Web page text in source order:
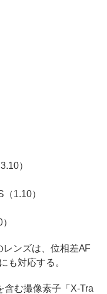
）
1.10）
ンズは、位相差AF
も対応する。
む撮像素子「X-Tra